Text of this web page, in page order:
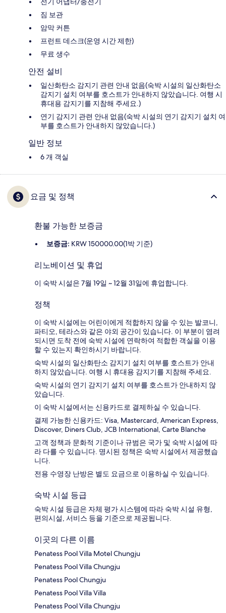
짐 보관
암막 커튼
프런트 데스크(운영 시간 제한)
무료 생수
안전 설비
일산화탄소 감지기 관련 안내 없음(숙박 시설의 일산화탄소
감지기 설치 여부를 호스트가 안내하지 않았습니다. 여행 시
휴대용 감지기를 지참해 주세요.)
연기 감지기 관련 안내 없음(숙박 시설의 연기 감지기 설치 여
부를 호스트가 안내하지 않았습니다.)
일반 정보
6 개 객실
요금 및 정책
환불 가능한 보증금
보증금: KRW 150000.00(1박 기준)
리노베이션 및 휴업
이 숙박 시설은 7월 19일 ~ 12월 31일에 휴업합니다.
정책
이 숙박 시설에는 어린이에게 적합하지 않을 수 있는 발코니,
파티오, 테라스와 같은 야외 공간이 있습니다. 이 부분이 염려
되시면 도착 전에 숙박 시설에 연락하여 적합한 객실을 이용
할 수 있는지 확인하시기 바랍니다.
숙박 시설의 일산화탄소 감지기 설치 여부를 호스트가 안내
하지 않았습니다. 여행 시 휴대용 감지기를 지참해 주세요.
숙박 시설의 연기 감지기 설치 여부를 호스트가 안내하지 않
았습니다.
이 숙박 시설에서는 신용카드로 결제하실 수 있습니다.
결제 가능한 신용카드: Visa, Mastercard, American Express,
Discover, Diners Club, JCB International, Carte Blanche
고객 정책과 문화적 기준이나 규범은 국가 및 숙박 시설에 따
라 다를 수 있습니다. 명시된 정책은 숙박 시설에서 제공했습
니다.
전용 수영장 난방은 별도 요금으로 이용하실 수 있습니다.
숙박 시설 등급
숙박 시설 등급은 자체 평가 시스템에 따라 숙박 시설 유형,
편의시설, 서비스 등을 기준으로 제공됩니다.
이곳의 다른 이름
Penatess Pool Villa Motel Chungju
Penatess Pool Villa Chungju
Penatess Pool Chungju
Penatess Pool Villa Villa
Penatess Pool Villa Chungju